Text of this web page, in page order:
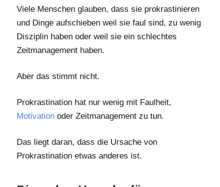
Viele Menschen glauben, dass sie prokrastinieren
und Dinge aufschieben weil sie faul sind, zu wenig
Disziplin haben oder weil sie ein schlechtes
Zeitmanagement haben.
Aber das stimmt nicht.
Prokrastination hat nur wenig mit Faulheit,
Motivationoder Zeitmanagement zu tun.
Das liegt daran, dass die Ursache von
Prokrastination etwas anderes ist.